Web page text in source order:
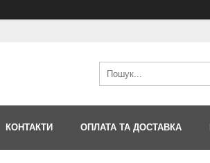
КОНТАКТИ ОПЛАТА ТА ДОСТАВКА